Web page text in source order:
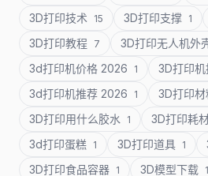
3D打印技术 15 3D打印支撑 1
3D打印教程 7 3D打印无人机外
3d打印机价格 2026 1 3D打印
3d打印机推荐 2026 1 3D打印材
3D打印用什么胶水 1 3D打印耗
3d打印蛋糕 1 3D打印道具 1
3D打印食品容器 1 3D模型下载 1